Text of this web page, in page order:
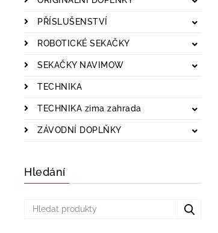
PŘÍSLUŠENSTVÍ
ROBOTICKÉ SEKAČKY
SEKAČKY NAVIMOW
TECHNIKA
TECHNIKA zima zahrada
ZÁVODNÍ DOPLŇKY
Hledání